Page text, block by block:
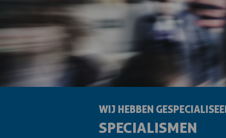
WIJ HEBBEN
SPECIALISMEN